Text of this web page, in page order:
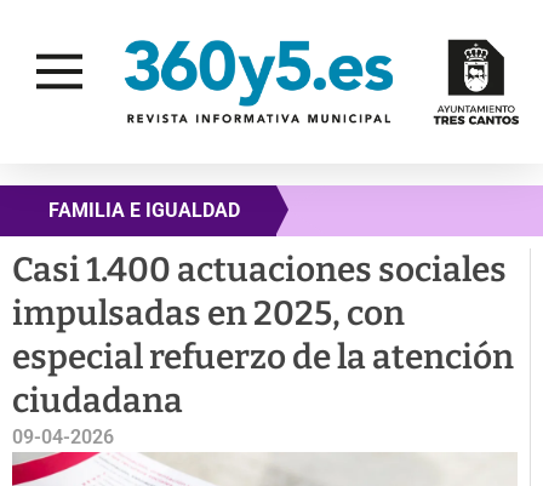
FAMILIA E IGUALDAD
Casi 1.400 actuaciones sociales
impulsadas en 2025, con
especial refuerzo de la atención
ciudadana
09-04-2026